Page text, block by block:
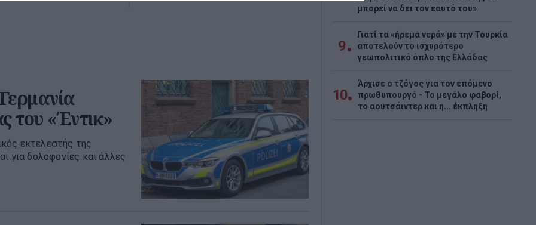
του «Έντικ»
εκτελεστής της
για δολοφονίες και άλλες
μπορεί να δει τον εαυτό του»
9
Γιατί τα «ήρεμα νερά» με την Τουρκία
αποτελούν το ισχυρότερο
γεωπολιτικό όπλο της Ελλάδας
10
Άρχισε ο τζόγος για τον επόμενο
πρωθυπουργό - Το μεγάλο φαβορί,
το αουτσάιντερ και η... έκπληξη